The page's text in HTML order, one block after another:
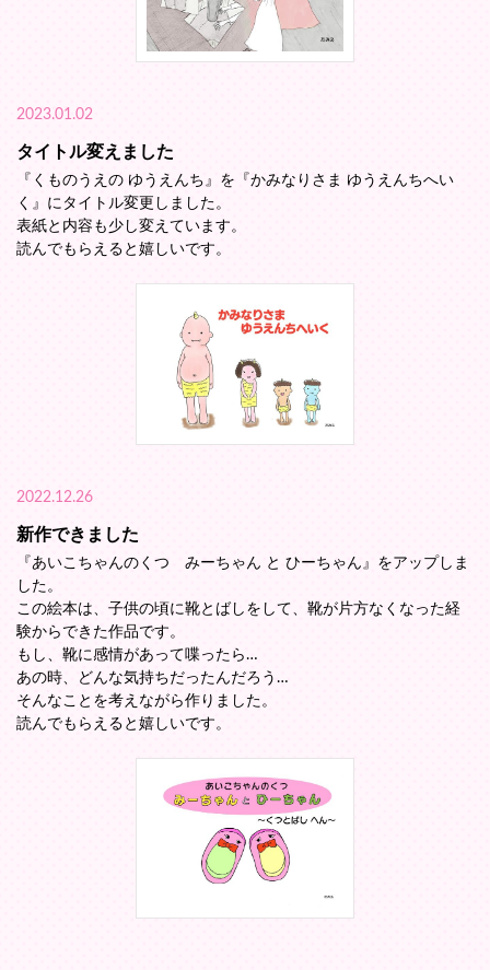
2023.01.02
タイトル変えました
『くものうえの ゆうえんち』を『かみなりさま ゆうえんちへい
く』にタイトル変更しました。
表紙と内容も少し変えています。
読んでもらえると嬉しいです。
2022.12.26
新作できました
『あいこちゃんのくつ みーちゃん と ひーちゃん』をアップしま
した。
この絵本は、子供の頃に靴とばしをして、靴が片方なくなった経
験からできた作品です。
もし、靴に感情があって喋ったら…
あの時、どんな気持ちだったんだろう…
そんなことを考えながら作りました。
読んでもらえると嬉しいです。